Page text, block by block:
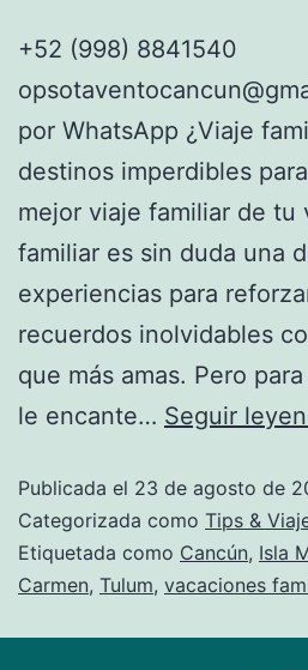
+52 (998) 8841540
por WhatsApp ¿Viaje
destinos imperdibles
mejor viaje familiar de tu
familiar es sin duda una
experiencias para
recuerdos inolvidables
que más amas. Pero
le encante… Seguir
Publicada el 23 de agosto de
Categorizada como Tips &
Etiquetada como Cancún, Isla
Carmen, Tulum, vacaciones